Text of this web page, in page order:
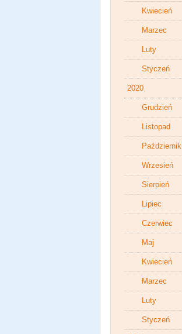
Kwiecień
Marzec
Luty
Styczeń
2020
Grudzień
Listopad
Październik
Wrzesień
Sierpień
Lipiec
Czerwiec
Maj
Kwiecień
Marzec
Luty
Styczeń